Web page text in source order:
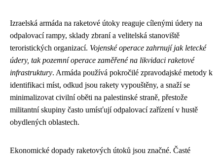
Izraelská armáda na raketové útoky reaguje cílenými údery na
odpalovací rampy, sklady zbraní a velitelská stanoviště
teroristických organizací. Vojenské operace zahrnují jak letecké
údery, tak pozemní operace zaměřené na likvidaci raketové
infrastruktury. Armáda používá pokročilé zpravodajské metody k
identifikaci míst, odkud jsou rakety vypouštěny, a snaží se
minimalizovat civilní oběti na palestinské straně, přestože
militantní skupiny často umísťují odpalovací zařízení v hustě
obydlených oblastech.
Ekonomické dopady raketových útoků jsou značné. Časté